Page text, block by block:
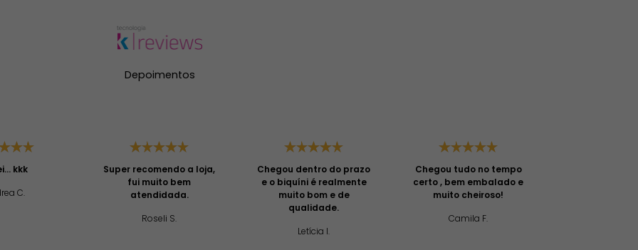
Depoimentos
kkk
C.
Super recomendo a loja,
fui muito bem
atendidada.
Roseli S.
Chegou dentro do prazo
e o biquíni é realmente
muito bom e de
qualidade.
Letícia I.
Chegou tudo no tempo
certo , bem embalado e
muito cheiroso!
Camila F.